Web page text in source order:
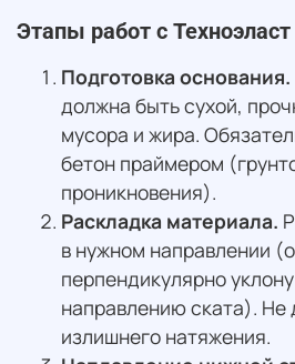
Этапы работ с
Подготовка основания.
должна быть сухой,
мусора и жира.
бетон праймером
проникновения).
Раскладка материала.
в нужном направлении
перпендикулярно
направлению ската). Не
излишнего натяжения.